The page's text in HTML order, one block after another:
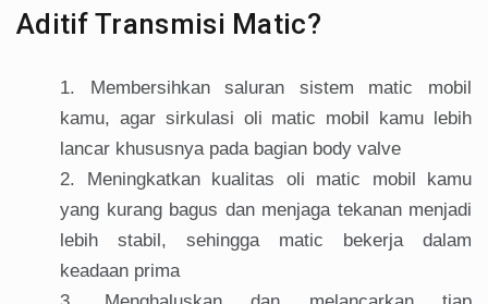
Aditif Transmisi Matic?
Membersihkan saluran sistem matic mobil
kamu, agar sirkulasi oli matic mobil kamu lebih
lancar khususnya pada bagian body valve
Meningkatkan kualitas oli matic mobil kamu
yang kurang bagus dan menjaga tekanan menjadi
lebih stabil, sehingga matic bekerja dalam
keadaan prima